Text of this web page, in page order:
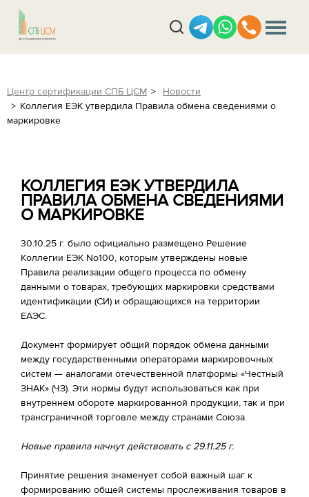
Центр сертификации СПБ ЦСМ
Новости
Коллегия ЕЭК утвердила Правила обмена сведениями о
маркировке
КОЛЛЕГИЯ ЕЭК УТВЕРДИЛА
ПРАВИЛА ОБМЕНА СВЕДЕНИЯМИ
О МАРКИРОВКЕ
30.10.25 г. было официально размещено Решение
Коллегии ЕЭК No100, которым утверждены новые
Правила реализации общего процесса по обмену
данными о товарах, требующих маркировки средствами
идентификации (СИ) и обращающихся на территории
ЕАЭС.
Документ формирует общий порядок обмена данными
между государственными операторами маркировочных
систем — аналогами отечественной платформы «Честный
ЗНАК» (ЧЗ). Эти нормы будут использоваться как при
внутреннем обороте маркированной продукции, так и при
трансграничной торговле между странами Союза.
Новые правила начнут действовать с 29.11.25 г.
Принятие решения знаменует собой важный шаг к
формированию общей системы прослеживания товаров в